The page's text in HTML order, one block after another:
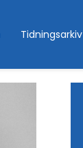
Tidningsarkiv